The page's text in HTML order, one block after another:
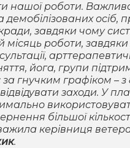
нашої роботи.
демобілізованих
завдяки чому
роботи,
йога, групи
за гнучким графіком –
заходи. У
більшої
керівниця
.